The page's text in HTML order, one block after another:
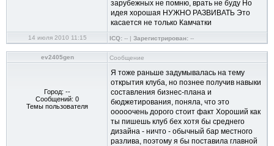
зарубежных не помню, врать не буду Но
идея хорошая НУЖНО РАЗВИВАТЬ Это
касается не только Камчатки
14 июля 2010 11:15 ICQ: -- | Зарегистрирован: --
ev2405gen Сообщение
Город: --
Сообщений: 0
Темы пользователя
Я тоже раньше задумывалась на тему
открытия клуба, но познее получив навыки
составления бизнес-плана и
бюджетирования, поняла, что это
ооооочень дорого стоит факт Хороший как
ты пишешь клуб бех хотя бы среднего
дизайна - ничто - обычный бар местного
разлива, поэтому я бы поставила главной